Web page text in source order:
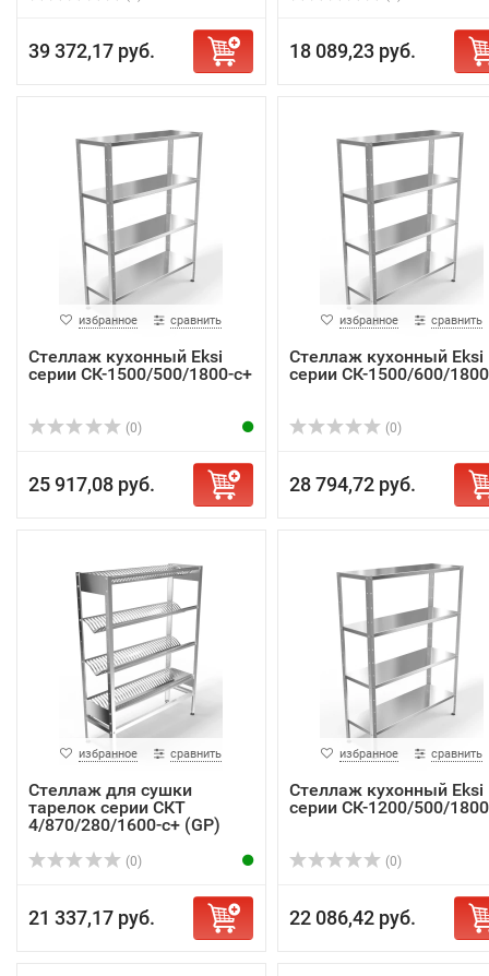
39 372,17 руб. 18 089,23 руб.
избранное сравнить
Стеллаж кухонный Eksi
серии СК-1500/500/1800-с+
(0)
25 917,08 руб.
избранное сравнить
Стеллаж кухонный Eksi
серии СК-1500/600/
(0)
28 794,72 руб.
избранное сравнить
Стеллаж для сушки
тарелок серии СКТ
4/870/280/1600-с+ (GP)
(0)
21 337,17 руб.
избранное сравнить
Стеллаж кухонный Eksi
серии СК-1200/500/
(0)
22 086,42 руб.